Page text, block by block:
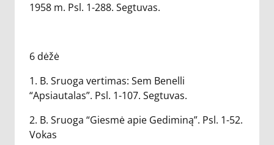
1958 m. Psl. 1-288. Segtuvas.
6 dėžė
1. B. Sruoga vertimas: Sem Benelli
“Apsiautalas”. Psl. 1-107. Segtuvas.
2. B. Sruoga “Giesmė apie Gediminą”. Psl. 1-52.
Vokas